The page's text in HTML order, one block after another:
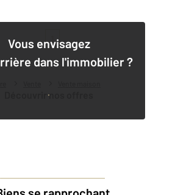
Vous envisagez
dans l'immobilier ?
Découvrir nos offres
1